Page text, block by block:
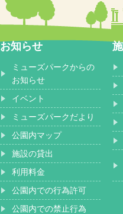
お知らせ
ミューズパークからの
お知らせ
イベント
ミューズパークだより
公園内マップ
施設の貸出
利用料金
公園内での行為許可
公園内での禁止行為